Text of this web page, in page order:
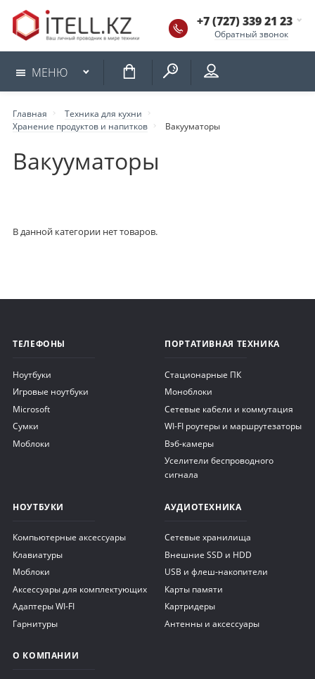
+7 (727) 339 21 23
Обратный звонок
МЕНЮ КОРЗИНА
Главная
Техника для кухни
Хранение продуктов и напитков
Вакууматоры
Вакууматоры
В данной категории нет товаров.
ТЕЛЕФОНЫ
Ноутбуки
Игровые ноутбуки
Microsoft
Сумки
Моблоки
ПОРТАТИВНАЯ ТЕХНИКА
Стационарные ПК
Моноблоки
Сетевые кабели и коммутация
WI-FI роутеры и маршрутезаторы
Вэб-камеры
Уселители беспроводного
сигнала
НОУТБУКИ
Компьютерные аксессуары
Клавиатуры
Моблоки
Аксессуары для комплектующих
Адаптеры WI-FI
Гарнитуры
АУДИОТЕХНИКА
Сетевые хранилища
Внешние SSD и HDD
USB и флеш-накопители
Карты памяти
Картридеры
Антенны и аксессуары
О КОМПАНИИ